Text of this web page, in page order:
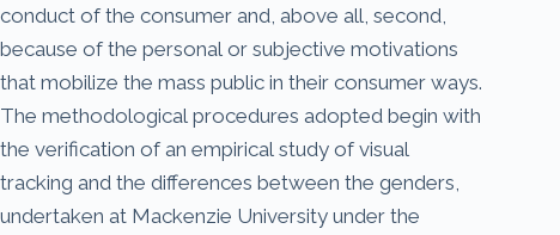
conduct of the consumer and, above all, second,
because of the personal or subjective motivations
that mobilize the mass public in their consumer ways.
The methodological procedures adopted begin with
the verification of an empirical study of visual
tracking and the differences between the genders,
undertaken at Mackenzie University under the